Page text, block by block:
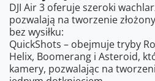
DJI Air 3 oferuje szeroki
pozwalają na tworzenie
bez wysiłku:
QuickShots – obejmuje tryby
Helix, Boomerang i Asteroid,
kamery, pozwalając na